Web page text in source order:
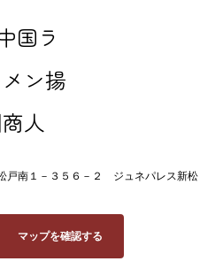
新松戸店
戸南１－３５６－２ ジュネパレス新松
マップを確認する